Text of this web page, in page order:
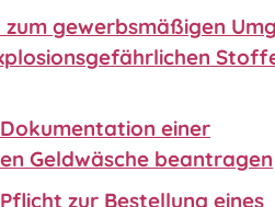
zum gewerbsmäßigen
einer
Geldwäsche beantragen
zur Bestellung eines